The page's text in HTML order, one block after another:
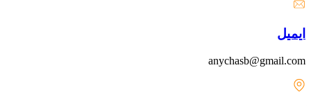
ایمیل
anychasb@gmail.com